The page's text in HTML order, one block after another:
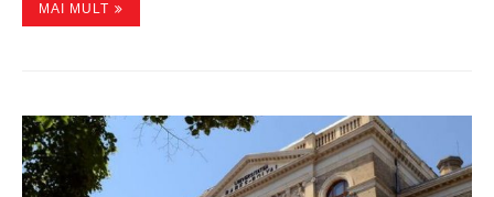
MAI MULT